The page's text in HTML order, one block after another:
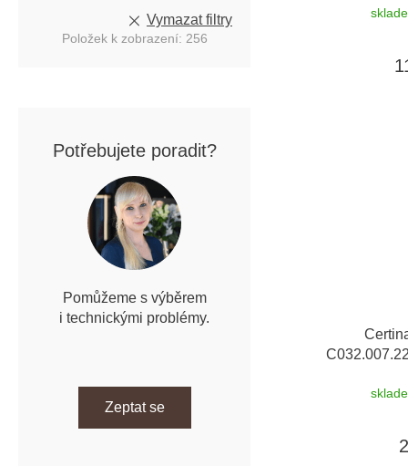
Vymazat filtry
Položek k zobrazení: 256
Potřebujete poradit?
Pomůžeme s výběrem
i technickými problémy.
Zeptat se